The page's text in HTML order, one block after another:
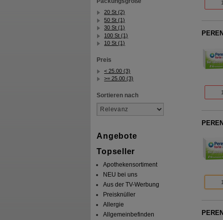
20 St (2)
50 St (1)
30 St (1)
100 St (1)
10 St (1)
Preis
< 25.00 (3)
>= 25.00 (3)
Sortieren nach
Angebote
Topseller
Apothekensortiment
NEU bei uns
Aus der TV-Werbung
Preisknüller
Allergie
Allgemeinbefinden